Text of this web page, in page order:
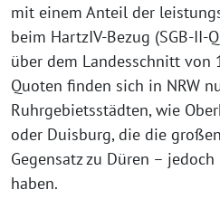
mit einem Anteil der
beim HartzIV-Bezug (SGB-II-
über dem Landesschnitt von
Quoten finden sich in NRW
Ruhrgebietsstädten, wie
oder Duisburg, die die
Gegensatz zu Düren –
haben.